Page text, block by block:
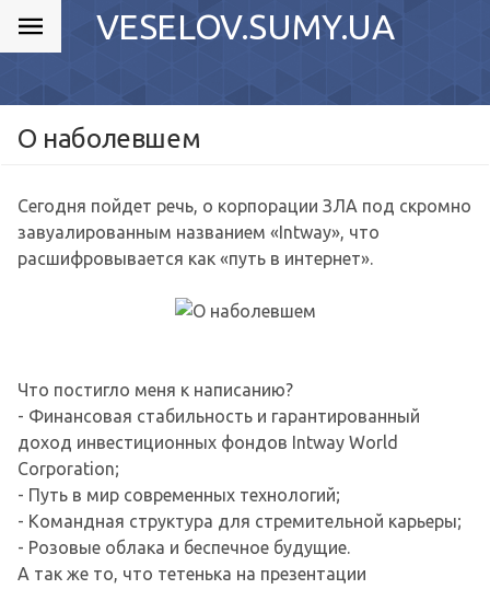
VESELOV.SUMY.UA
О наболевшем
Сегодня пойдет речь, о корпорации ЗЛА под скромно
завуалированным названием «Intway», что
расшифровывается как «путь в интернет».
Что постигло меня к написанию?
- Финансовая стабильность и гарантированный
доход инвестиционных фондов Intway World
Corporation;
- Путь в мир современных технологий;
- Командная структура для стремительной карьеры;
- Розовые облака и беспечное будущие.
А так же то, что тетенька на презентации